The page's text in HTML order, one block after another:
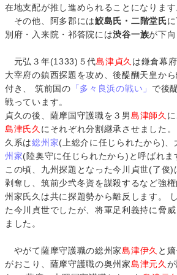
在地支配が推し進められることになります
その他、阿多郡には鮫島氏・二階堂氏
別府・入来院・祁答院には渋谷一族が下向
元弘３年(1333)５代島津貞久 は鎌倉幕
大宰府の鎮西探題を攻め、後醍醐天皇か
付き、 筑前国の 「多々良浜の戦い」 で後
戦っています。
貞久の後、薩摩国守護職を３男島津師久
島津氏久 にそれぞれ分割継承させました
久系は総州家(上総介に任じられたから)
州家(陸奥守に任じられたから)と呼ばれま
この頃、九州探題となった今川貞世(了俊)
剥奪し、筑前少弐冬資を謀殺するなど強
州家氏久は共に探題勢から離反します。
た今川貞世でしたが、将軍足利義持に脅
ました。
やがて薩摩守護職の総州家島津伊久 と
がおこり、薩摩守護職の奥州家島津元久